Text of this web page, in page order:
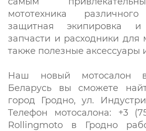
мототехника
защитная экипировка и
запчасти и расходники для
также полезные аксессуары
Наш новый мотосалон в
Беларусь вы сможете
город Гродно, ул.
Телефон мотосалона: +3
Rollingmoto в Гродно